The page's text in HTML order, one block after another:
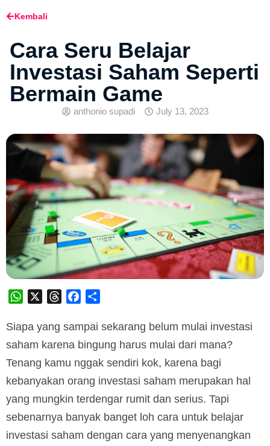
Kembali
Cara Seru Belajar
Investasi Saham Seperti
Bermain Game
anthonio supadi July 13, 2023
WhatsApp ThreadsFacebook
Siapa yang sampai sekarang belum mulai investasi
saham karena bingung harus mulai dari mana?
Tenang kamu nggak sendiri kok, karena bagi
kebanyakan orang investasi saham merupakan hal
yang mungkin terdengar rumit dan serius. Tapi
sebenarnya banyak banget loh cara untuk belajar
investasi saham dengan cara yang menyenangkan